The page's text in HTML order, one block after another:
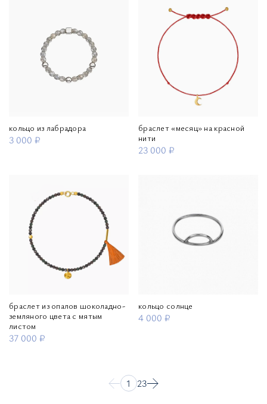
кольцо из лабрадора
3 000 ₽
браслет «месяц» на красной
нити
23 000 ₽
браслет из опалов шоколадно-
земляного цвета с мятым
листом
37 000 ₽
кольцо солнце
4 000 ₽
1 23